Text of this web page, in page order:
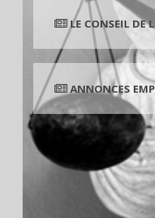
LE CONSEIL DE
ANNONCES